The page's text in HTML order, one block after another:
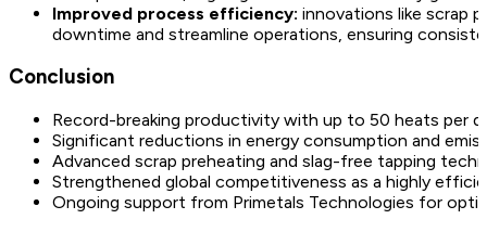
Improved process efficiency: innovations like scrap
downtime and streamline operations, ensuring
Conclusion
Record-breaking productivity with up to 50 heats per
Significant reductions in energy consumption and
Advanced scrap preheating and slag-free tapping
Strengthened global competitiveness as a highly
Ongoing support from Primetals Technologies for